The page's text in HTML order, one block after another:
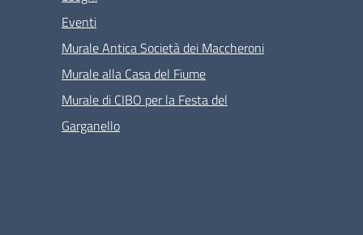
Eventi
Murale Antica Società dei Maccheroni
Murale alla Casa del Fiume
Murale di CIBO per la Festa del
Garganello